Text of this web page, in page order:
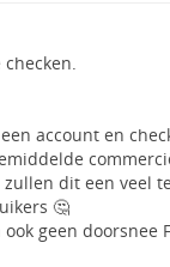
account en
dit een veel
🤔
geen doorsnee